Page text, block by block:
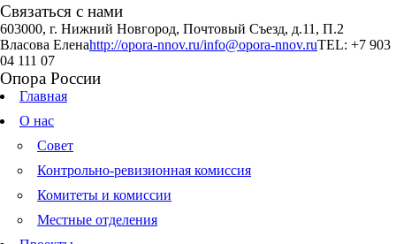
Связаться с нами
603000, г. Нижний Новгород, Почтовый Съезд, д.11, П.2
Власова Еленаhttp://opora-nnov.ru/info@opora-nnov.ruTEL: +7 903
04 111 07
Опора России
Главная
О нас
Совет
Контрольно-ревизионная комиссия
Комитеты и комиссии
Местные отделения